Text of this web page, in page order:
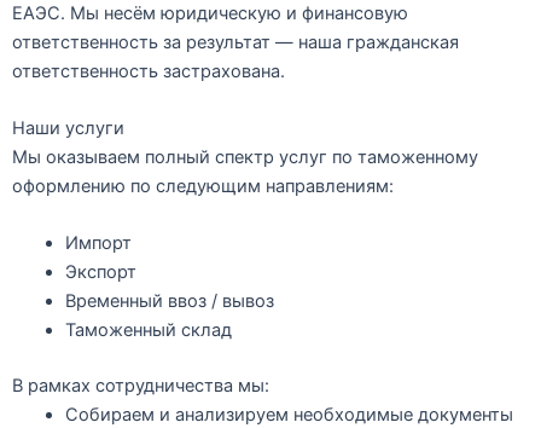
ЕАЭС. Мы несём юридическую и финансовую
ответственность за результат — наша гражданская
ответственность застрахована.
Наши услуги
Мы оказываем полный спектр услуг по таможенному
оформлению по следующим направлениям:
Импорт
Экспорт
Временный ввоз / вывоз
Таможенный склад
В рамках сотрудничества мы:
Собираем и анализируем необходимые документы